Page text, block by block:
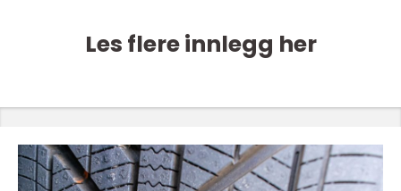
Les flere innlegg her